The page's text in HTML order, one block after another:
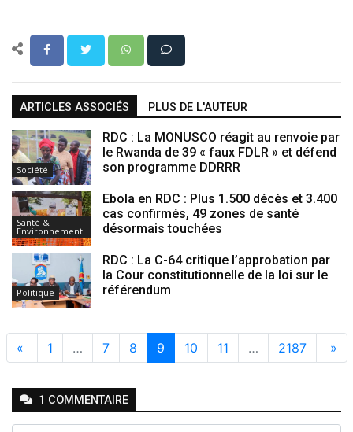
ARTICLES ASSOCIÉS PLUS DE L'AUTEUR
Société
RDC : La MONUSCO réagit au renvoie par
le Rwanda de 39 « faux FDLR » et défend
son programme DDRRR
Santé &
Environnement
Ebola en RDC : Plus 1.500 décès et 3.400
cas confirmés, 49 zones de santé
désormais touchées
Politique
RDC : La C-64 critique l’approbation par
la Cour constitutionnelle de la loi sur le
référendum
« 1 … 7 8 9 10 11 … 2187 »
1 COMMENTAIRE